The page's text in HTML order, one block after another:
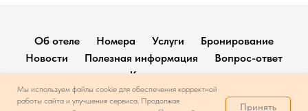
Об отеле Номера Услуги
Бронирование
Новости
Полезная информация
Вопрос-ответ
Контакты
Наверх
Мы используем файлы cookie для обеспечения корректной
работы сайта и улучшения сервиса. Продолжая
Принять